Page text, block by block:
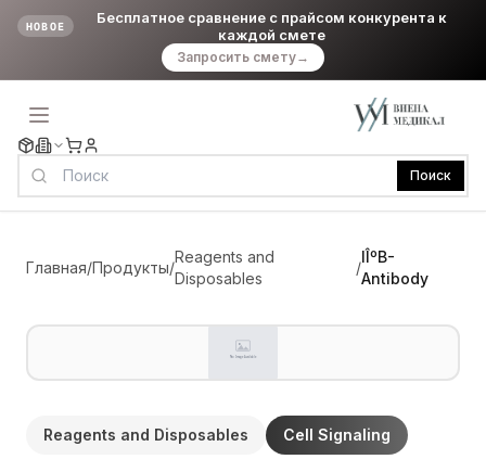
НОВОЕ
Бесплатное сравнение с прайсом конкурента к
каждой смете
Запросить смету→
Поиск
Главная/Продукты/
Reagents and
Disposables
/
IÎºB-
Antibody
Reagents and Disposables Cell Signaling